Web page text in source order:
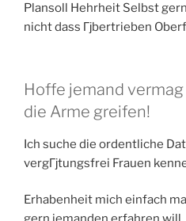
Plansoll Hehrheit Selbst
nicht dass Гјbertrieben
Hoffe jemand
die Arme greifen!
Ich suche die ordentliche
vergГјtungsfrei Frauen
Erhabenheit mich einfach